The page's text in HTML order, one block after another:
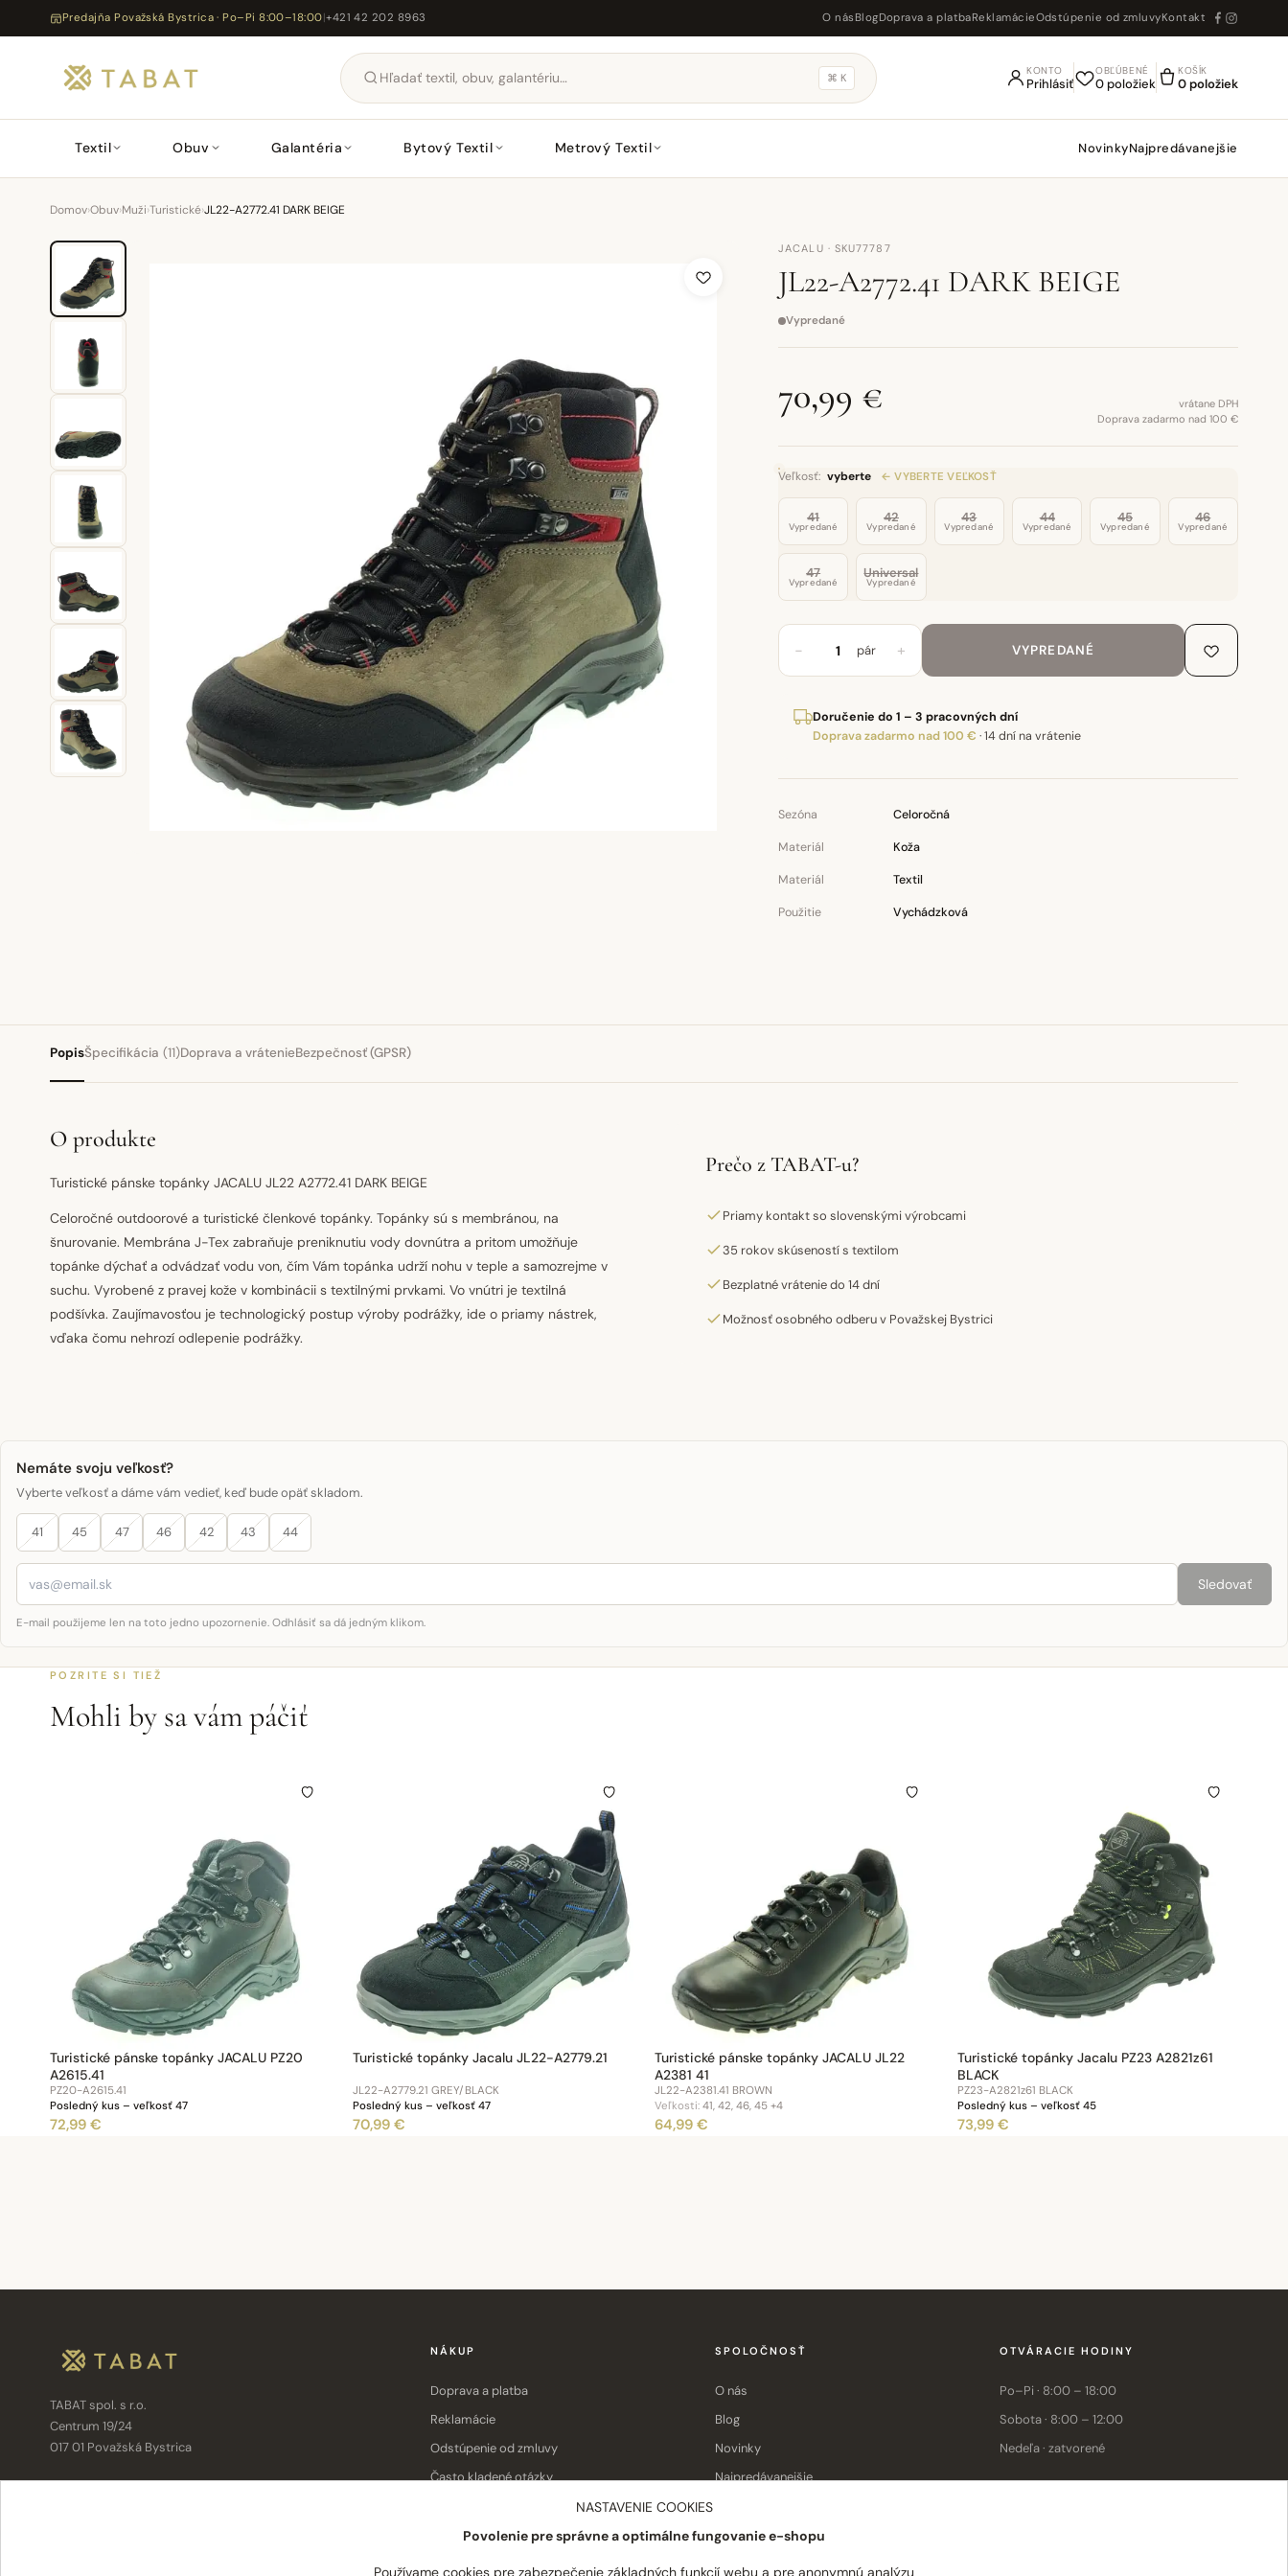
Predajňa Považská Bystrica · Po–Pi 8:00–18:00|+421 42 202 8963 O nás BlogDoprava a platbaReklamácieOdstúpenie od zmluvyKontakt
⌘ K
KONTO
Prihlásiť
OBĽÚBENÉ
0 položiek
KOŠÍK
0 položiek
Textil Obuv Galantéria Bytový Textil Metrový Textil NovinkyNajpredávanejšie
Domov›Obuv›Muži›Turistické›JL22-A2772.41 DARK BEIGE
JACALU · SKU77787
JL22-A2772.41 DARK BEIGE
Vypredané
70,99 €
vrátane DPH
Doprava zadarmo nad 100 €
Veľkosť: vyberte ← VYBERTE VEĽKOSŤ
41
Vypredané
42
Vypredané
43
Vypredané
44
Vypredané
45
Vypredané
46
Vypredané
47
Vypredané
Universal
Vypredané
− pár + VYPREDANÉ
Doručenie do 1 – 3 pracovných dní
Doprava zadarmo nad 100 € ·14 dní na vrátenie
Sezóna Celoročná
Materiál Koža
Materiál Textil
Použitie Vychádzková
PopisŠpecifikácia (11)Doprava a vrátenieBezpečnosť (GPSR)
O produkte
Turistické pánske topánky JACALU JL22 A2772.41 DARK BEIGE
Celoročné outdoorové a turistické členkové topánky. Topánky sú s membránou, na
šnurovanie. Membrána J-Tex zabraňuje preniknutiu vody dovnútra a pritom umožňuje
topánke dýchať a odvádzať vodu von, čím Vám topánka udrží nohu v teple a samozrejme v
suchu. Vyrobené z pravej kože v kombinácii s textilnými prvkami. Vo vnútri je textilná
podšívka. Zaujímavosťou je technologický postup výroby podrážky, ide o priamy nástrek,
vďaka čomu nehrozí odlepenie podrážky.
Prečo z TABAT-u?
Priamy kontakt so slovenskými výrobcami
35 rokov skúseností s textilom
Bezplatné vrátenie do 14 dní
Možnosť osobného odberu v Považskej Bystrici
Nemáte svoju veľkosť?
Vyberte veľkosť a dáme vám vedieť, keď bude opäť skladom.
41 45 47 46 42 43 44
Sledovať
E-mail použijeme len na toto jedno upozornenie. Odhlásiť sa dá jedným klikom.
POZRITE SI TIEŽ
Mohli by sa vám páčiť
Turistické pánske topánky JACALU PZ20
A2615.41
PZ20-A2615.41
Posledný kus – veľkosť 47
72,99 €
Turistické topánky Jacalu JL22-A2779.21
JL22-A2779.21 GREY/BLACK
Posledný kus – veľkosť 47
70,99 €
Turistické pánske topánky JACALU JL22
A2381 41
JL22-A2381.41 BROWN
Veľkosti: 41, 42, 46, 45 +4
64,99 €
Turistické topánky Jacalu PZ23 A2821z61
BLACK
PZ23-A2821z61 BLACK
Posledný kus – veľkosť 45
73,99 €
TABAT spol. s r.o.
Centrum 19/24
017 01 Považská Bystrica
NÁKUP
Doprava a platba
Reklamácie
Odstúpenie od zmluvy
Často kladené otázky
SPOLOČNOSŤ
O nás
Blog
Novinky
Najpredávanejšie
OTVÁRACIE HODINY
Po–Pi · 8:00 – 18:00
Sobota · 8:00 – 12:00
Nedeľa · zatvorené
NASTAVENIE COOKIES
Povolenie pre správne a optimálne fungovanie e-shopu
Používame cookies pre zabezpečenie základných funkcií webu a pre anonymnú analýzu